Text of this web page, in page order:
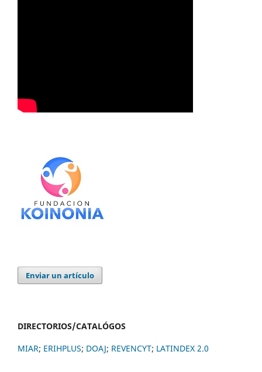
Enviar un artículo
DIRECTORIOS/CATALÓGOS
MIAR; ERIHPLUS; DOAJ; REVENCYT; LATINDEX 2.0